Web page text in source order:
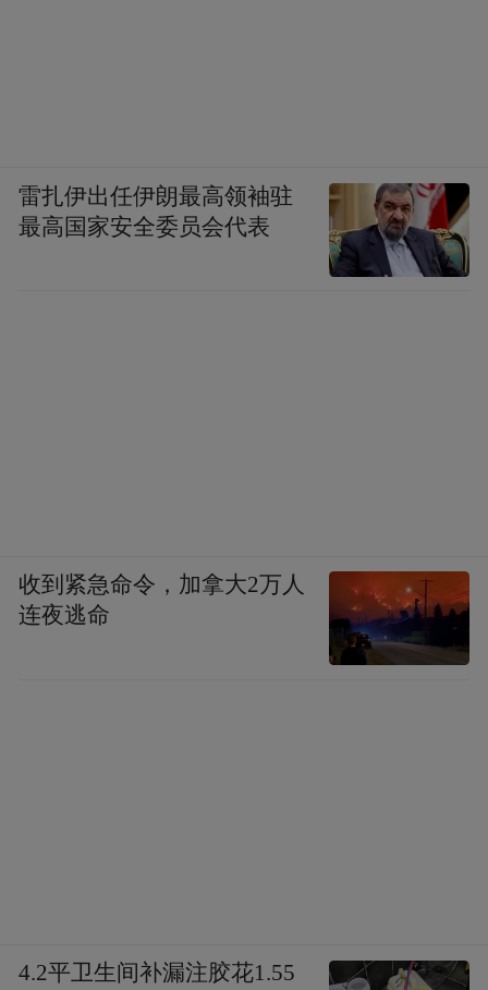
雷扎伊出任伊朗最高领袖驻
最高国家安全委员会代表
收到紧急命令，加拿大2万人
连夜逃命
4.2平卫生间补漏注胶花1.55